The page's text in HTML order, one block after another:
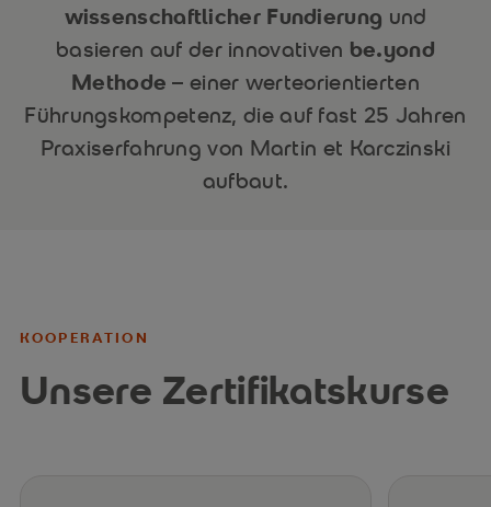
wissenschaftlicher Fundierung und
basieren auf der innovativen be.yond
Methode – einer werteorientierten
Führungskompetenz, die auf fast 25 Jahren
Praxiserfahrung von Martin et Karczinski
aufbaut.
KOOPERATION
Unsere Zertifikatskurse